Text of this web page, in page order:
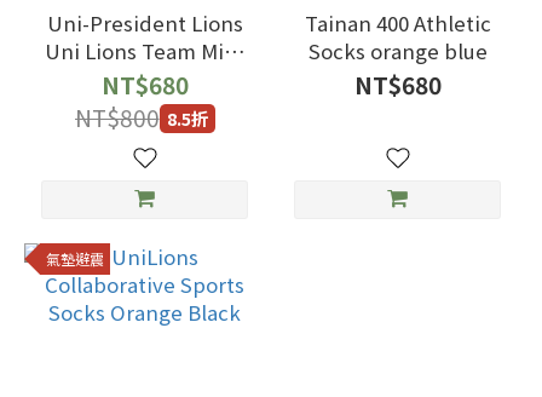
Uni-President Lions
Uni Lions Team Mid-
Calf Athletic Socks
Orange and Black
Color Scheme
NT$680
NT$800 8.5折
Tainan 400 Athletic
Socks orange blue
NT$680
氣墊避震